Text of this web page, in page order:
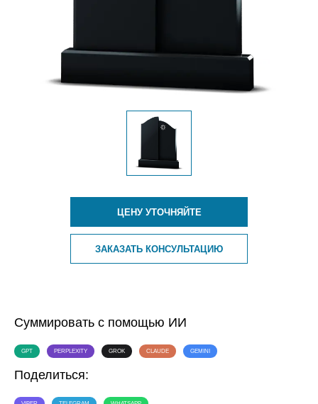
ЦЕНУ УТОЧНЯЙТЕ
ЗАКАЗАТЬ КОНСУЛЬТАЦИЮ
Суммировать с помощью ИИ
GPT PERPLEXITY GROK CLAUDE GEMINI
Поделиться: